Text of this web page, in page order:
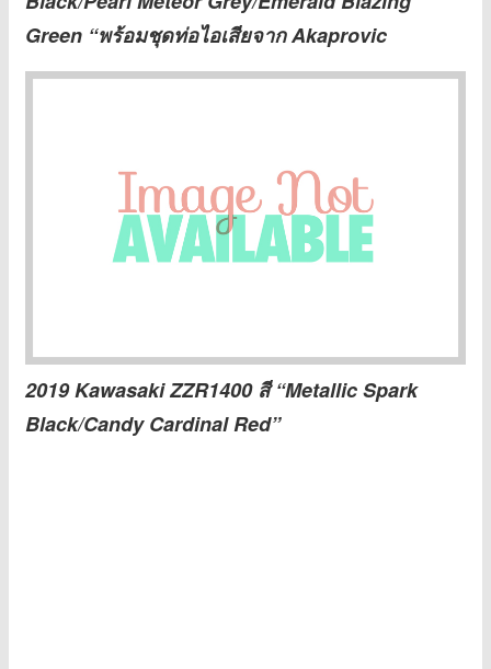
Green “พร้อมชุดท่อไอเสียจาก Akaprovic
2019 Kawasaki ZZR1400 สี “Metallic Spark
Black/Candy Cardinal Red”